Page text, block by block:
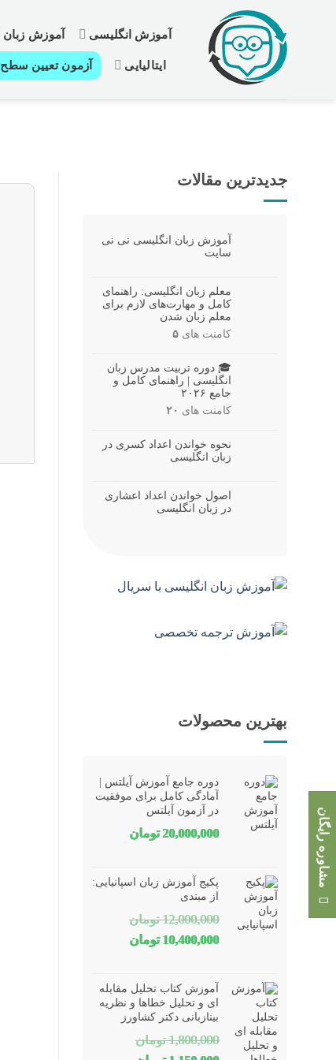
آموزش انگلیسی آموزش زبان
ایتالیایی آزمون تعیین سطح
جدیدترین مقالات
آموزش زبان انگلیسی نی نی
سایت
معلم زبان انگلیسی: راهنمای
کامل و مهارت‌های لازم برای
معلم زبان شدن
کامنت های ۵
🎓 دوره تربیت مدرس زبان
انگلیسی | راهنمای کامل و
جامع ۲۰۲۶
کامنت های ۲۰
نحوه خواندن اعداد کسری در
زبان انگلیسی
اصول خواندن اعداد اعشاری
در زبان انگلیسی
بهترین محصولات
دوره جامع آموزش آیلتس |
آمادگی کامل برای موفقیت
در آزمون آیلتس
20,000,000 تومان
پکیج آموزش زبان اسپانیایی:
از مبتدی
12,000,000 تومان
قیمت
بود.
10,400,000 تومان
است.
آموزش کتاب تحلیل مقابله
ای و تحلیل خطاها و نظریه
بینازبانی دکتر کشاورز
1,800,000 تومان
مشاوره رایگان